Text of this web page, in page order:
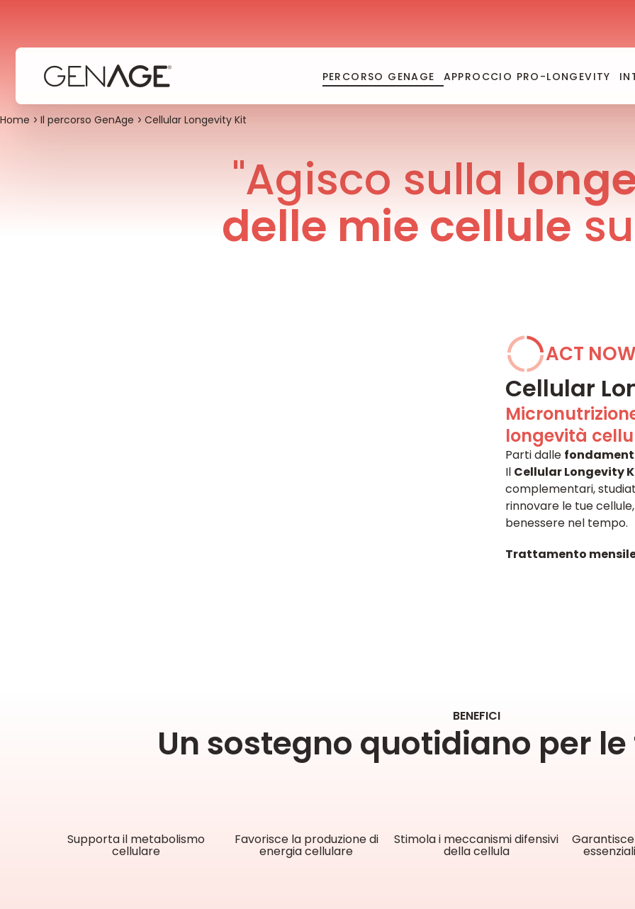
Home Il percorso GenAge Cellular Longevity Kit
"Agisco sulla
delle mie cellule
ACT
Cellular
longevità
Parti dalle
Il Cellular Longevity
complementari,
rinnovare le tue
benessere nel tempo.
Trattamento
PERCORSO GENAGE APPROCCIO PRO-LONGEVITY
BENEFICI
Un sostegno quotidiano per
Supporta il metabolismo
cellulare
Favorisce la produzione di
energia cellulare
Stimola i meccanismi difensivi
della cellula